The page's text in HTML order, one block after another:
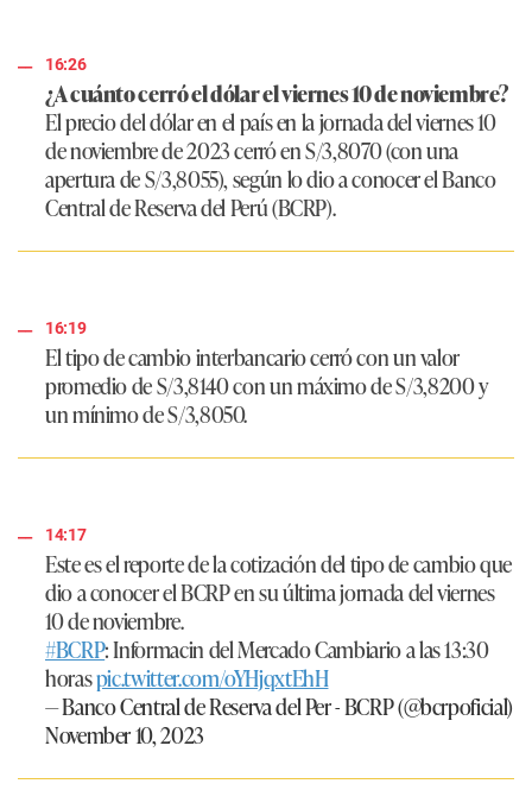
16:26
¿A cuánto cerró el dólar el viernes 10 de noviembre?
El precio del dólar en el país en la jornada del viernes 10
de noviembre de 2023 cerró en S/3,8070 (con una
apertura de S/3,8055), según lo dio a conocer el Banco
Central de Reserva del Perú (BCRP).
16:19
El tipo de cambio interbancario cerró con un valor
promedio de S/3,8140 con un máximo de S/3,8200 y
un mínimo de S/3,8050.
14:17
Este es el reporte de la cotización del tipo de cambio que
dio a conocer el BCRP en su última jornada del viernes
10 de noviembre.
#BCRP: Informacin del Mercado Cambiario a las 13:30
horaspic.twitter.com/oYHjqxtEhH
— Banco Central de Reserva del Per - BCRP (@bcrpoficial)
November 10, 2023